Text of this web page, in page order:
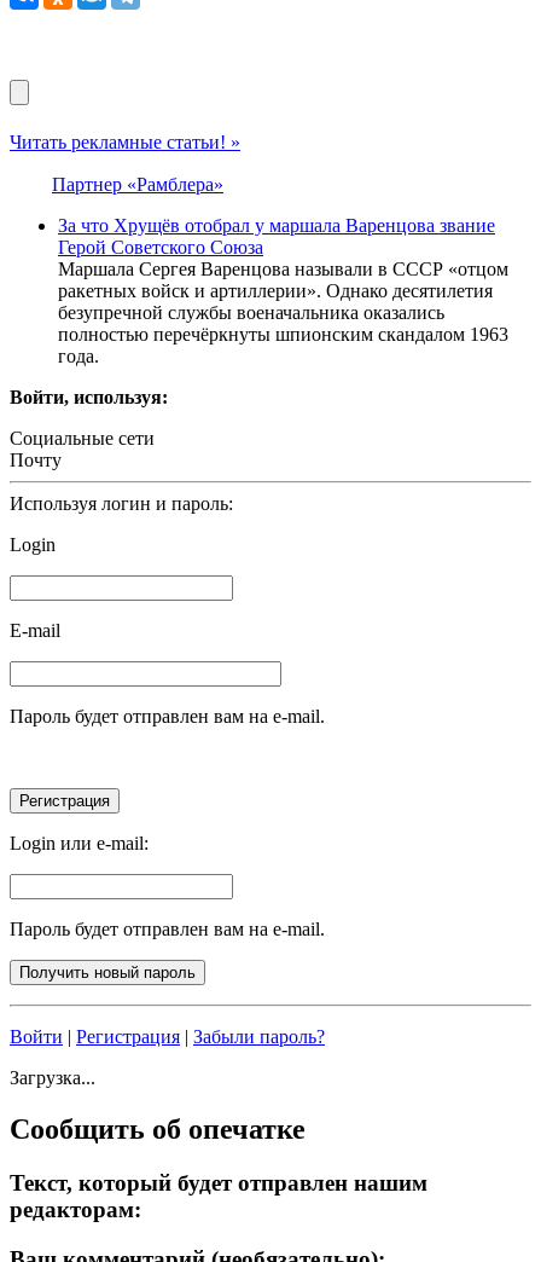
Читать рекламные статьи! »
Партнер «Рамблера»
За что Хрущёв отобрал у маршала Варенцова звание
Герой Советского Союза
Маршала Сергея Варенцова называли в СССР «отцом
ракетных войск и артиллерии». Однако десятилетия
безупречной службы военачальника оказались
полностью перечёркнуты шпионским скандалом 1963
года.
Войти, используя:
Социальные сети
Почту
Используя логин и пароль:
Login
E-mail
Пароль будет отправлен вам на e-mail.
Login или e-mail:
Пароль будет отправлен вам на e-mail.
Войти | Регистрация | Забыли пароль?
Загрузка...
Сообщить об опечатке
Текст, который будет отправлен нашим
редакторам: